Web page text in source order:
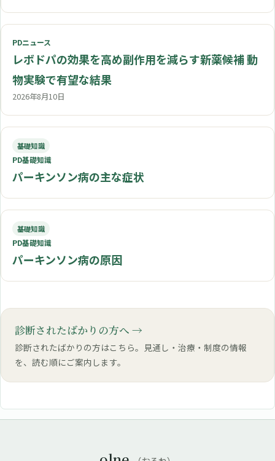
PDニュース
レボドパの効果を高め副作用を減らす新薬候補 動
物実験で有望な結果
2026年8月10日
基礎知識
PD基礎知識
パーキンソン病の主な症状
基礎知識
PD基礎知識
パーキンソン病の原因
診断されたばかりの方へ
診断されたばかりの方はこちら。見通し・治療・制度の情報
を、読む順にご案内します。